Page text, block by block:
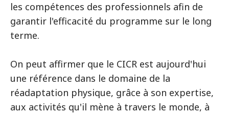
les compétences des professionnels afin de
garantir l'efficacité du programme sur le long
terme.
On peut affirmer que le CICR est aujourd'hui
une référence dans le domaine de la
réadaptation physique, grâce à son expertise,
aux activités qu'il mène à travers le monde, à